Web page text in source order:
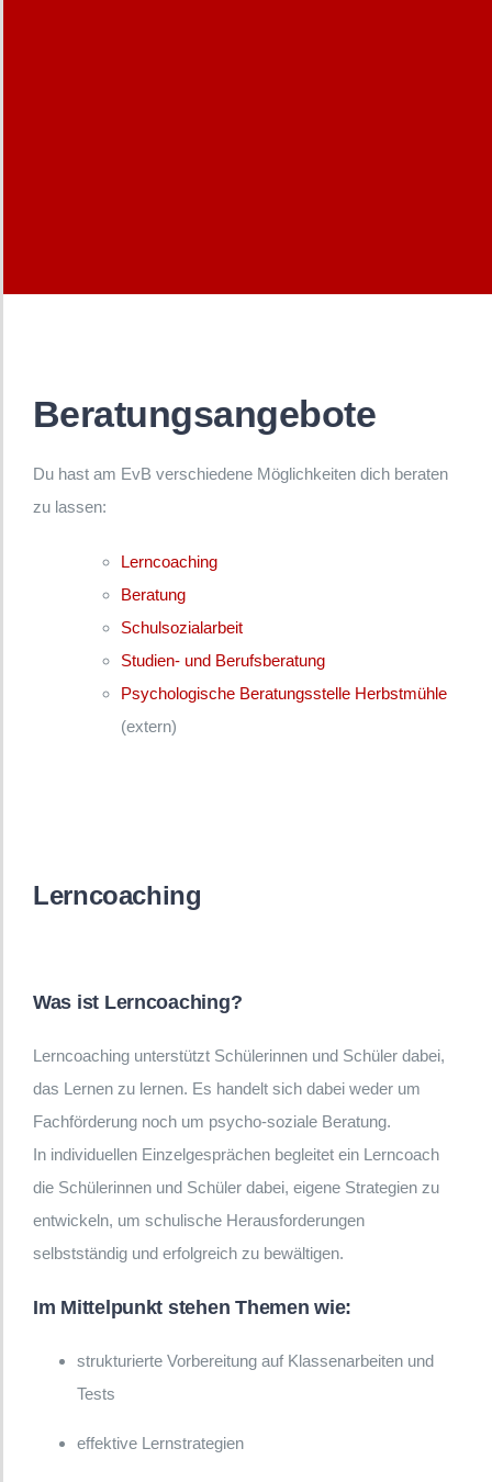
Beratungsangebote
Du hast am EvB verschiedene Möglichkeiten dich beraten
zu lassen:
Lerncoaching
Beratung
Schulsozialarbeit
Studien- und Berufsberatung
Psychologische Beratungsstelle Herbstmühle
(extern)
Lerncoaching
Was ist Lerncoaching?
Lerncoaching unterstützt Schülerinnen und Schüler dabei,
das Lernen zu lernen. Es handelt sich dabei weder um
Fachförderung noch um psycho-soziale Beratung.
In individuellen Einzelgesprächen begleitet ein Lerncoach
die Schülerinnen und Schüler dabei, eigene Strategien zu
entwickeln, um schulische Herausforderungen
selbstständig und erfolgreich zu bewältigen.
Im Mittelpunkt stehen Themen wie:
strukturierte Vorbereitung auf Klassenarbeiten und
Tests
effektive Lernstrategien